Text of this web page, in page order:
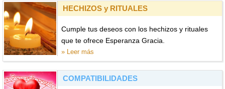
HECHIZOS y RITUALES
Cumple tus deseos con los hechizos y rituales
que te ofrece Esperanza Gracia.
» Leer más
COMPATIBILIDADES